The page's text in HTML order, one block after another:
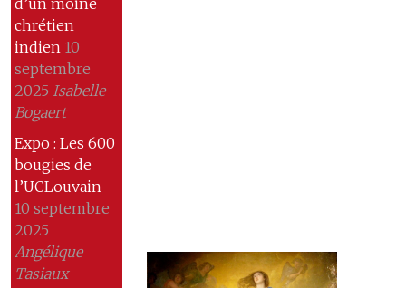
d’un moine
chrétien
indien 10
septembre
2025 Isabelle
Bogaert
Expo : Les 600
bougies de
l’UCLouvain
10 septembre
2025
Angélique
Tasiaux